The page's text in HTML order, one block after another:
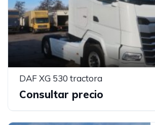
DAF XG 530 tractora
Consultar precio